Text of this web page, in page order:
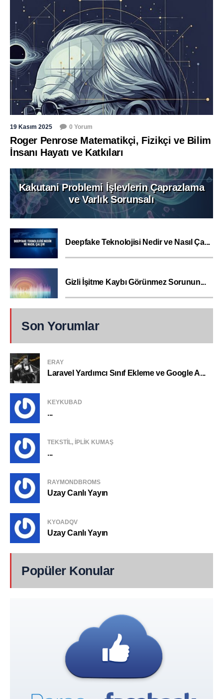
19 Kasım 2025 0 Yorum
Roger Penrose Matematikçi, Fizikçi ve Bilim
İnsanı Hayatı ve Katkıları
Kakutani Problemi İşlevlerin Çaprazlama
ve Varlık Sorunsalı
Deepfake Teknolojisi Nedir ve Nasıl Ça...
Gizli İşitme Kaybı Görünmez Sorunun...
Son Yorumlar
ERAY
Laravel Yardımcı Sınıf Ekleme ve Google A...
KEYKUBAD
...
TEKSTIL, IPLIK KUMAŞ
...
RAYMONDBROMS
Uzay Canlı Yayın
KYOADQV
Uzay Canlı Yayın
Popüler Konular